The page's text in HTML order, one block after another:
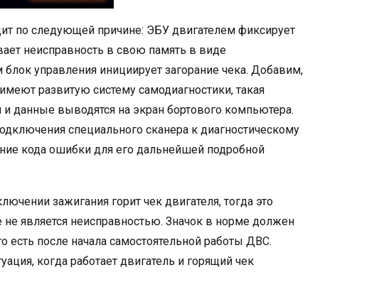
по следующей причине: ЭБУ двигателем фиксирует
неисправность в свою память в виде
управления инициирует загорание чека. Добавим,
развитую систему самодиагностики, такая
данные выводятся на экран бортового компьютера.
специального сканера к диагностическому
кода ошибки для его дальнейшей подробной
зажигания горит чек двигателя, тогда это
является неисправностью. Значок в норме должен
есть после начала самостоятельной работы ДВС.
когда работает двигатель и горящий чек